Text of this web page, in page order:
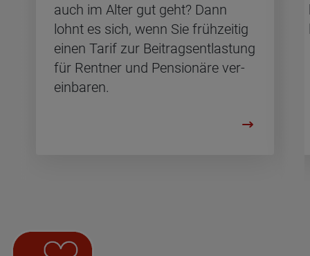
auch im Alter gut geht? Dann
lohnt es sich, wenn Sie früh­zei­tig
einen Tarif zur Bei­trags­ent­las­tung
für Rent­ner und Pen­sio­nä­re ver­
ein­ba­ren.